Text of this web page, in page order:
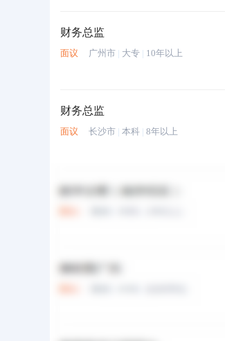
财务总监
面议 广州市 | 大专 | 10年以上
财务总监
面议 长沙市 | 本科 | 8年以上
财务部经理
财务总监